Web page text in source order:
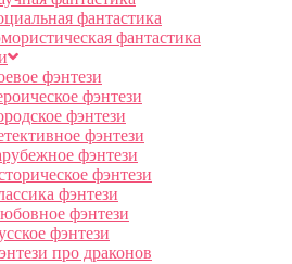
фантастика
фантастика
фэнтези
фэнтези
фэнтези
фэнтези
фэнтези
фэнтези
фэнтези
фэнтези
фэнтези
про драконов